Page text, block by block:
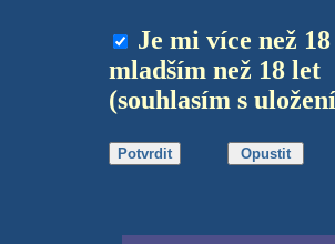
Je mi více než
mladším než 18 let
(souhlasím s